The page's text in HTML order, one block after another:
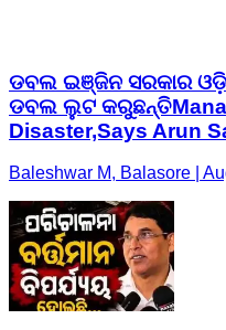
ଡବଲ ଇଞ୍ଜିନ ସରକାର
ଡବଲ ଲୁଟ
Disaster,Says Arun
Baleshwar M, Balasore |